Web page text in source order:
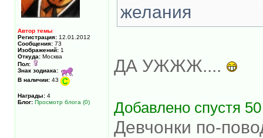
Автор темы
Регистрация: 12.01.2012
Сообщения: 73
Изображений: 1
Откуда: Москва
Пол:
Знак зодиака:
В наличии: 43
Награды: 4
Блог: Просмотр блога (0)
желания
ДА УЖЖЖ....
Добавлено спустя
Девчонки по-